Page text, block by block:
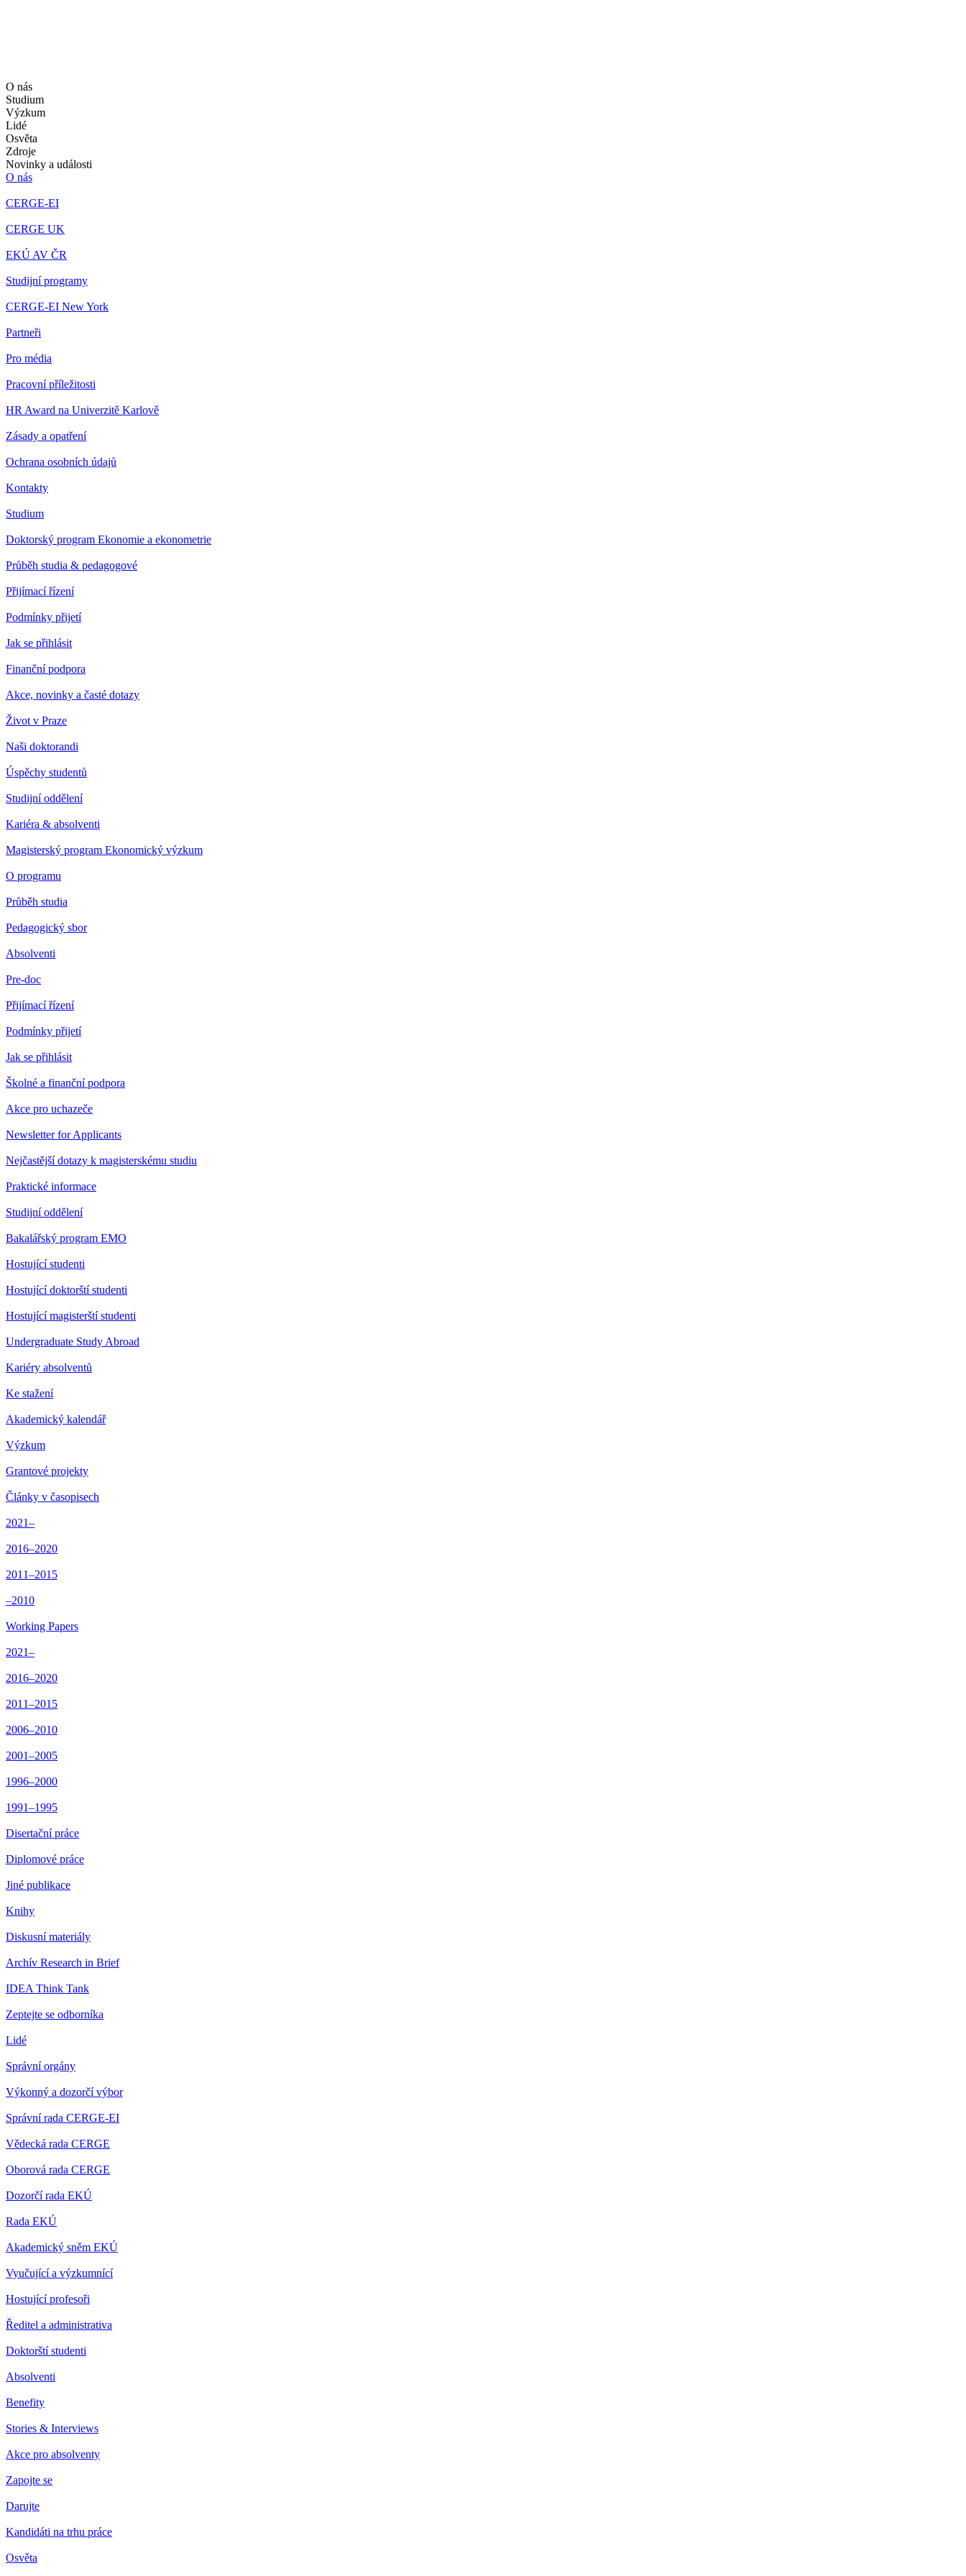
O nás
Studium
Výzkum
Lidé
Osvěta
Zdroje
Novinky a události
O nás
CERGE-EI
CERGE UK
EKÚ AV ČR
Studijní programy
CERGE-EI New York
Partneři
Pro média
Pracovní příležitosti
HR Award na Univerzitě Karlově
Zásady a opatření
Ochrana osobních údajů
Kontakty
Studium
Doktorský program Ekonomie a ekonometrie
Průběh studia & pedagogové
Přijímací řízení
Podmínky přijetí
Jak se přihlásit
Finanční podpora
Akce, novinky a časté dotazy
Život v Praze
Naši doktorandi
Úspěchy studentů
Studijní oddělení
Kariéra & absolventi
Magisterský program Ekonomický výzkum
O programu
Průběh studia
Pedagogický sbor
Absolventi
Pre-doc
Přijímací řízení
Podmínky přijetí
Jak se přihlásit
Školné a finanční podpora
Akce pro uchazeče
Newsletter for Applicants
Nejčastější dotazy k magisterskému studiu
Praktické informace
Studijní oddělení
Bakalářský program EMO
Hostující studenti
Hostující doktorští studenti
Hostující magisterští studenti
Undergraduate Study Abroad
Kariéry absolventů
Ke stažení
Akademický kalendář
Výzkum
Grantové projekty
Články v časopisech
2021–
2016–2020
2011–2015
–2010
Working Papers
2021–
2016–2020
2011–2015
2006–2010
2001–2005
1996–2000
1991–1995
Disertační práce
Diplomové práce
Jiné publikace
Knihy
Diskusní materiály
Archív Research in Brief
IDEA Think Tank
Zeptejte se odborníka
Lidé
Správní orgány
Výkonný a dozorčí výbor
Správní rada CERGE-EI
Vědecká rada CERGE
Oborová rada CERGE
Dozorčí rada EKÚ
Rada EKÚ
Akademický sněm EKÚ
Vyučující a výzkumnící
Hostující profesoři
Ředitel a administrativa
Doktorští studenti
Absolventi
Benefity
Stories & Interviews
Akce pro absolventy
Zapojte se
Darujte
Kandidáti na trhu práce
Osvěta